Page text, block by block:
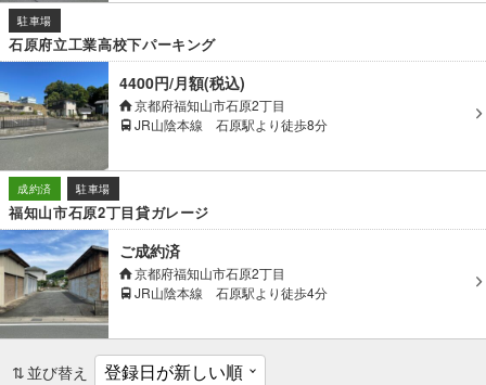
駐車場
石原府立工業高校下パーキング
京都府福知山市石原2丁目
JR山陰本線 石原駅より徒歩8分
4400円/月額(税込)
成約済 駐車場
福知山市石原2丁目貸ガレージ
京都府福知山市石原2丁目
JR山陰本線 石原駅より徒歩4分
ご成約済
並び替え